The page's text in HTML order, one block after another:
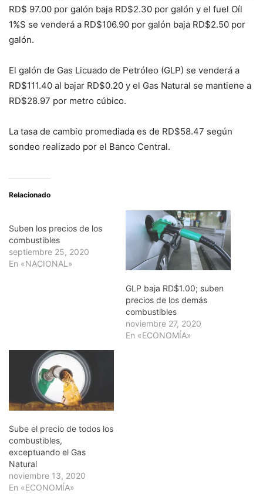
RD$ 97.00 por galón baja RD$2.30 por galón y el fuel Oíl
1%S se venderá a RD$106.90 por galón baja RD$2.50 por
galón.
El galón de Gas Licuado de Petróleo (GLP) se venderá a
RD$111.40 al bajar RD$0.20 y el Gas Natural se mantiene a
RD$28.97 por metro cúbico.
La tasa de cambio promediada es de RD$58.47 según
sondeo realizado por el Banco Central.
Relacionado
Suben los precios de los
combustibles
septiembre 25, 2020
En «NACIONAL»
GLP baja RD$1.00; suben
precios de los demás
combustibles
noviembre 27, 2020
En «ECONOMÍA»
Sube el precio de todos los
combustibles,
exceptuando el Gas
Natural
noviembre 13, 2020
En «ECONOMÍA»